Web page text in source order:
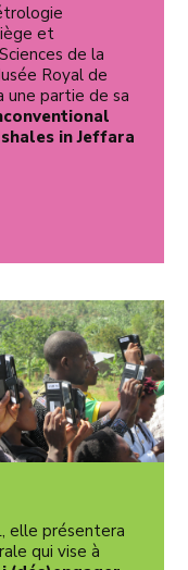
et
de la
Royal de
une partie de sa
in Jeffara
elle présentera
qui vise à